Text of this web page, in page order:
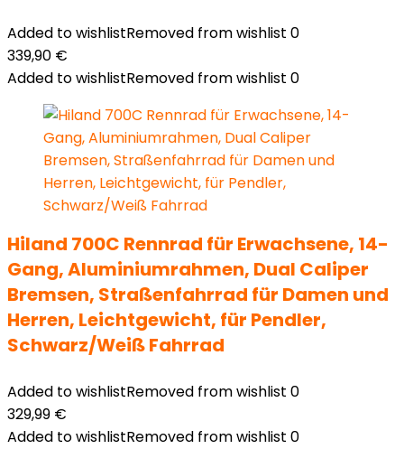
Added to wishlistRemoved from wishlist 0
339,90 €
Added to wishlistRemoved from wishlist 0
Hiland 700C Rennrad für Erwachsene, 14-
Gang, Aluminiumrahmen, Dual Caliper
Bremsen, Straßenfahrrad für Damen und
Herren, Leichtgewicht, für Pendler,
Schwarz/Weiß Fahrrad
Added to wishlistRemoved from wishlist 0
329,99 €
Added to wishlistRemoved from wishlist 0